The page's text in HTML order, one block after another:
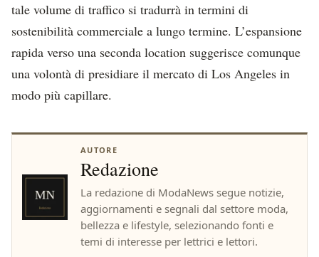
tale volume di traffico si tradurrà in termini di
sostenibilità commerciale a lungo termine. L’espansione
rapida verso una seconda location suggerisce comunque
una volontà di presidiare il mercato di Los Angeles in
modo più capillare.
AUTORE
Redazione
La redazione di ModaNews segue notizie,
aggiornamenti e segnali dal settore moda,
bellezza e lifestyle, selezionando fonti e
temi di interesse per lettrici e lettori.